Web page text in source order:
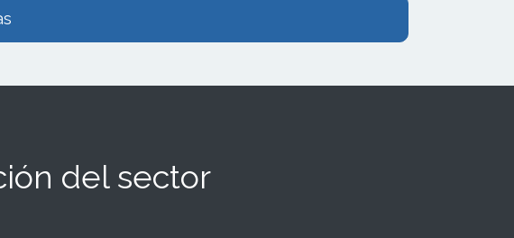
del sector